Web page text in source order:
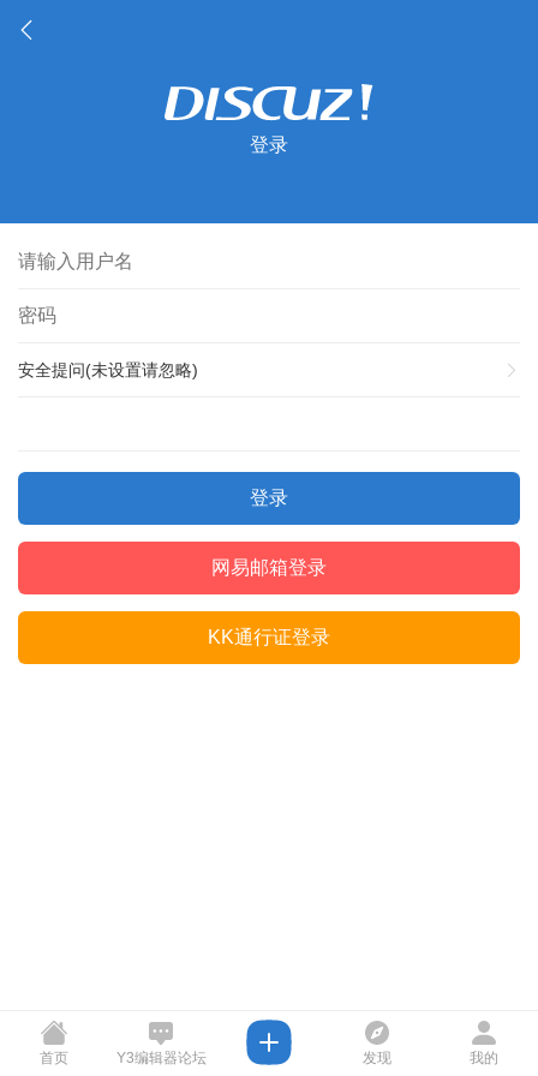
登录
安全提问(未设置请忽略)
登录
网易邮箱登录
KK通行证登录
首页 Y3编辑器论坛 发现 我的